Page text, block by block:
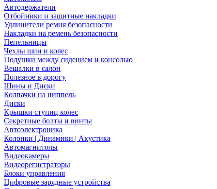
Автодержатели
Отбойники и защитные накладки
Удлинители ремня безопасности
Накладки на ремень безопасности
Пепельницы
Чехлы шин и колес
Подушки между сидением и консолью
Вешалки в салон
Полезное в дорогу
Шины и Диски
Колпачки на ниппель
Диски
Крышки ступиц колес
Секретные болты и винты
Автоэлектроника
Колонки | Динамики | Акустика
Автомагнитолы
Видеокамеры
Видеорегистраторы
Блоки управления
Цифровые зарядные устройства